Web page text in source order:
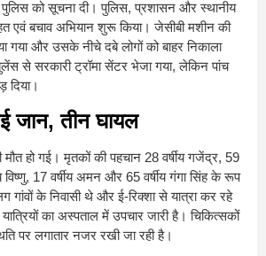
को सूचना दी। पुलिस, प्रशासन और स्थानीय
एवं बचाव अभियान शुरू किया। जेसीबी मशीन की
गया और उसके नीचे दबे लोगों को बाहर निकाला
से सरकारी ट्रॉमा सेंटर भेजा गया, लेकिन पांच
दिया।
जान, तीन घायल
मौत हो गई। मृतकों की पहचान 28 वर्षीय गजेंद्र, 59
विष्णु, 17 वर्षीय अमन और 65 वर्षीय गंगा सिंह के रूप
के निवासी थे और ई-रिक्शा से यात्रा कर रहे
का अस्पताल में उपचार जारी है। चिकित्सकों
पर लगातार नजर रखी जा रही है।